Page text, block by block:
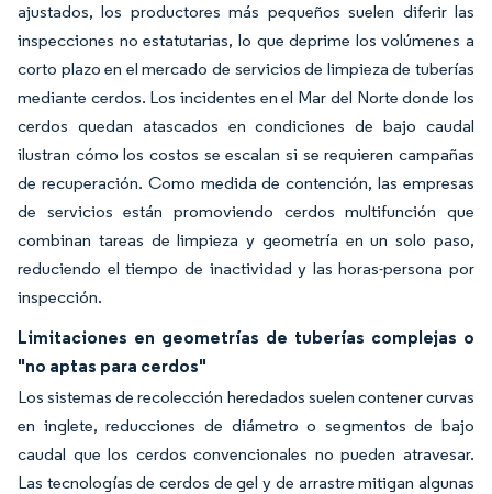
ajustados, los productores más pequeños suelen diferir las
inspecciones no estatutarias, lo que deprime los volúmenes a
corto plazo en el mercado de servicios de limpieza de tuberías
mediante cerdos. Los incidentes en el Mar del Norte donde los
cerdos quedan atascados en condiciones de bajo caudal
ilustran cómo los costos se escalan si se requieren campañas
de recuperación. Como medida de contención, las empresas
de servicios están promoviendo cerdos multifunción que
combinan tareas de limpieza y geometría en un solo paso,
reduciendo el tiempo de inactividad y las horas-persona por
inspección.
Limitaciones en geometrías de tuberías complejas o
"no aptas para cerdos"
Los sistemas de recolección heredados suelen contener curvas
en inglete, reducciones de diámetro o segmentos de bajo
caudal que los cerdos convencionales no pueden atravesar.
Las tecnologías de cerdos de gel y de arrastre mitigan algunas